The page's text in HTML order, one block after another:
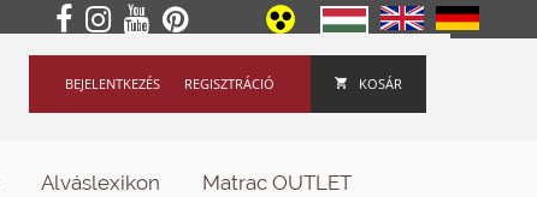
KOSÁR
REGISZTRÁCIÓ
BEJELENTKEZÉS
Alváslexikon Matrac OUTLET